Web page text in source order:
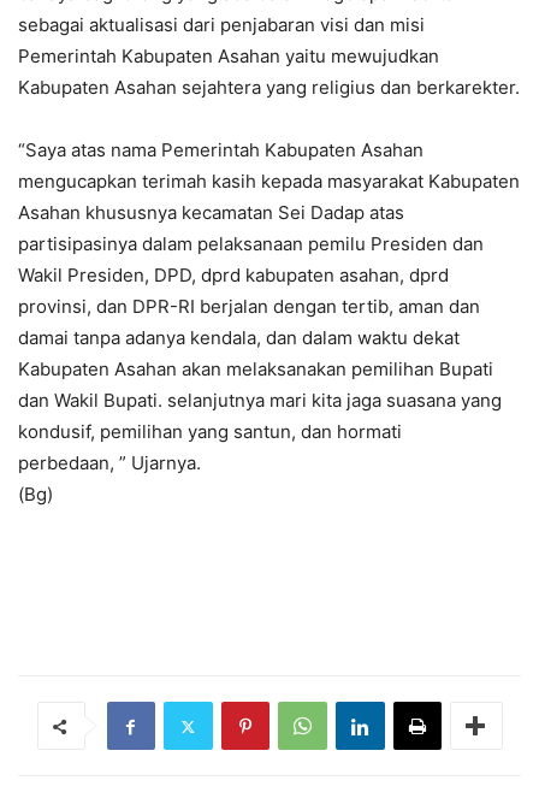
sebagai aktualisasi dari penjabaran visi dan misi
Pemerintah Kabupaten Asahan yaitu mewujudkan
Kabupaten Asahan sejahtera yang religius dan berkarekter.
“Saya atas nama Pemerintah Kabupaten Asahan
mengucapkan terimah kasih kepada masyarakat Kabupaten
Asahan khususnya kecamatan Sei Dadap atas
partisipasinya dalam pelaksanaan pemilu Presiden dan
Wakil Presiden, DPD, dprd kabupaten asahan, dprd
provinsi, dan DPR-RI berjalan dengan tertib, aman dan
damai tanpa adanya kendala, dan dalam waktu dekat
Kabupaten Asahan akan melaksanakan pemilihan Bupati
dan Wakil Bupati. selanjutnya mari kita jaga suasana yang
kondusif, pemilihan yang santun, dan hormati
perbedaan, ” Ujarnya.
(Bg)